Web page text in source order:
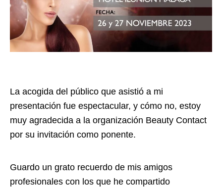
La acogida del público que asistió a mi
presentación fue espectacular, y cómo no, estoy
muy agradecida a la organización Beauty Contact
por su invitación como ponente.
Guardo un grato recuerdo de mis amigos
profesionales con los que he compartido